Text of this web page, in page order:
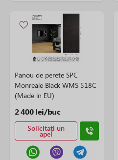
Panou de perete SPC
Monreale Black WMS 518C
(Made in EU)
2 400 lei/buc
Solicitați un
apel